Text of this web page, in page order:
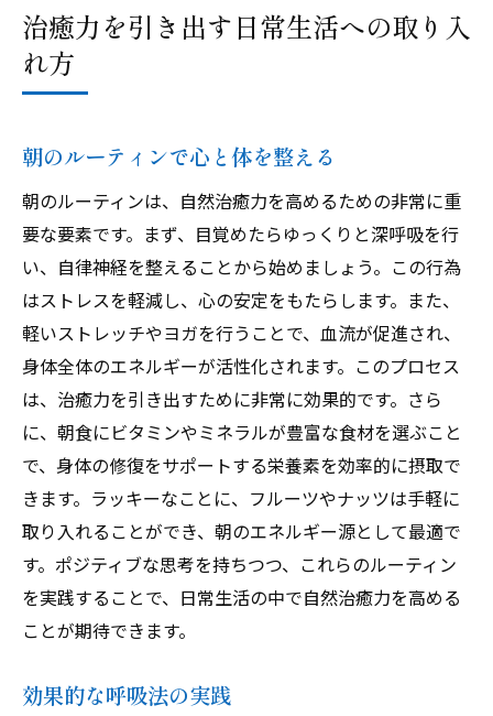
治癒力を引き出す日常生活への取り入
れ方
朝のルーティンで心と体を整える
朝のルーティンは、自然治癒力を高めるための非常に重
要な要素です。まず、目覚めたらゆっくりと深呼吸を行
い、自律神経を整えることから始めましょう。この行為
はストレスを軽減し、心の安定をもたらします。また、
軽いストレッチやヨガを行うことで、血流が促進され、
身体全体のエネルギーが活性化されます。このプロセス
は、治癒力を引き出すために非常に効果的です。さら
に、朝食にビタミンやミネラルが豊富な食材を選ぶこと
で、身体の修復をサポートする栄養素を効率的に摂取で
きます。ラッキーなことに、フルーツやナッツは手軽に
取り入れることができ、朝のエネルギー源として最適で
す。ポジティブな思考を持ちつつ、これらのルーティン
を実践することで、日常生活の中で自然治癒力を高める
ことが期待できます。
効果的な呼吸法の実践